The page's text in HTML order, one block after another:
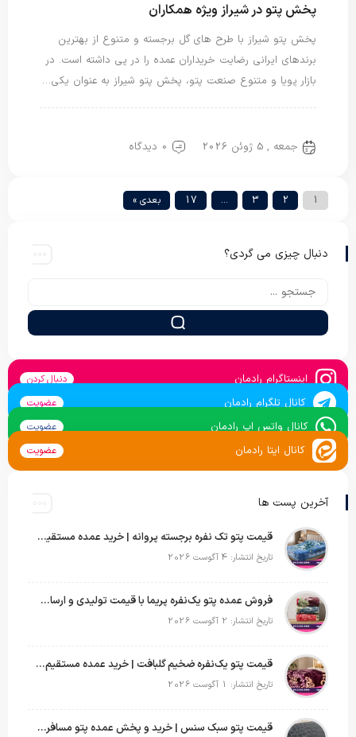
پخش پتو در شیراز ویژه همکاران
پخش پتو شیراز با طرح های گل برجسته و متنوع از بهترین
برندهای ایرانی رضایت خریداران عمده را در پی داشته است. در
بازار پویا و متنوع صنعت پتو، پخش پتو شیراز به عنوان یکی…
جمعه , 5 ژوئن 2026 0 دیدگاه
1
2
3
…
17 بعدی »
دنبال چیزی می گردی؟
اینستاگرام رادمان دنبال کردن
کانال تلگرام رادمان عضویت
کانال واتس اپ رادمان عضویت
کانال ایتا رادمان عضویت
آخرین پست ها
قیمت پتو تک نفره برجسته پروانه | خرید عمده مستقیم با بهترین قیمت بازار
تاریخ انتشار: 4 آگوست 2026
فروش عمده پتو یک‌نفره پریما با قیمت تولیدی و ارسال به سراسر کشور
تاریخ انتشار: 2 آگوست 2026
قیمت پتو یک‌نفره ضخیم گلبافت | خرید عمده مستقیم با بهترین قیمت
تاریخ انتشار: 1 آگوست 2026
قیمت پتو سبک سنس | خرید و پخش عمده پتو مسافرتی Sense